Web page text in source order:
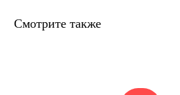
Смотрите также